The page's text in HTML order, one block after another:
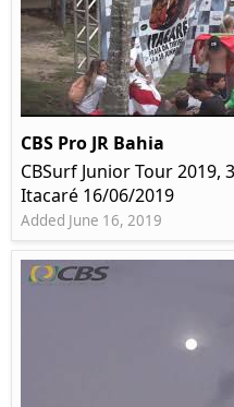
CBS Pro JR Bahia
CBSurf Junior Tour 2019,
Itacaré 16/06/2019
Added June 16, 2019